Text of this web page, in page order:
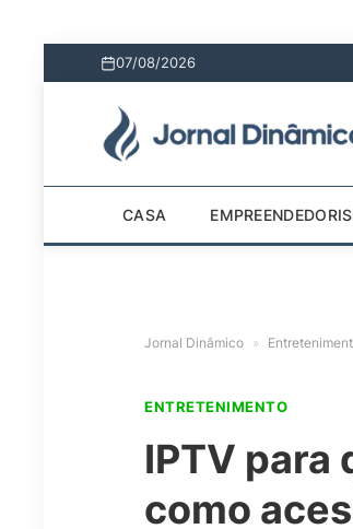
07/08/2026
CASA
Jornal Dinâmico »
ENTRETENIMENTO
IPTV para
como